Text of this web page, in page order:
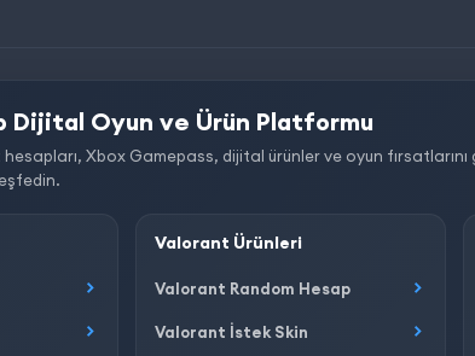
Dijital Oyun ve Ürün Platformu
Xbox Gamepass, dijital ürünler ve oyun fırsatlarını
Valorant Ürünleri
Valorant Random Hesap
Valorant İstek Skin